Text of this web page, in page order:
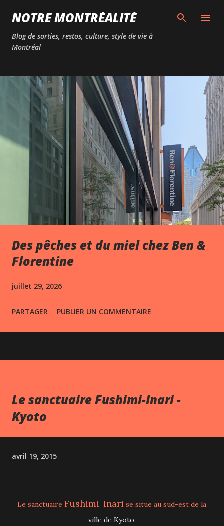
Passer au contenu principal
NOTRE MONTRÉALITÉ
Blog de sorties, restos, culture, style de vie à
Montréal
Des pêches et du miel chez Ben &
Florentine
juillet 29, 2026
PARTAGER PUBLIER UN COMMENTAIRE
Le sanctuaire Fushimi-Inari -
Kyoto
avril 19, 2015
Le sanctuaire Fushimi-Inari se situe au sud-est de la
ville de Kyoto.